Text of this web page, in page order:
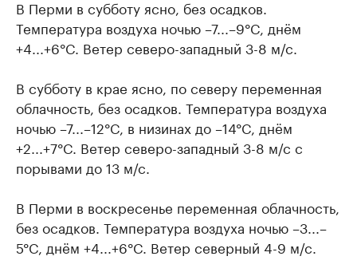
В Перми в субботу ясно, без осадков.
Температура воздуха ночью –7...–9°C, днём
+4...+6°C. Ветер северо-западный 3-8 м/с.
В субботу в крае ясно, по северу переменная
облачность, без осадков. Температура воздуха
ночью –7...–12°C, в низинах до –14°C, днём
+2...+7°C. Ветер северо-западный 3-8 м/с с
порывами до 13 м/с.
В Перми в воскресенье переменная облачность,
без осадков. Температура воздуха ночью –3...–
5°C, днём +4...+6°C. Ветер северный 4-9 м/с.